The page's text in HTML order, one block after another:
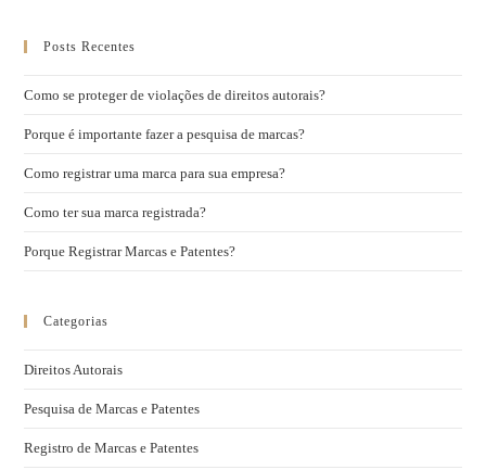
Posts Recentes
Como se proteger de violações de direitos autorais?
Porque é importante fazer a pesquisa de marcas?
Como registrar uma marca para sua empresa?
Como ter sua marca registrada?
Porque Registrar Marcas e Patentes?
Categorias
Direitos Autorais
Pesquisa de Marcas e Patentes
Registro de Marcas e Patentes